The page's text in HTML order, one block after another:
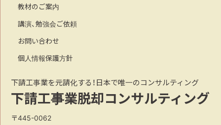
教材のご案内
講演、勉強会ご依頼
お問い合わせ
個人情報保護方針
下請工事業を元請化する！日本で唯一のコンサルティング
下請工事業脱却コンサルティング
〒445-0062